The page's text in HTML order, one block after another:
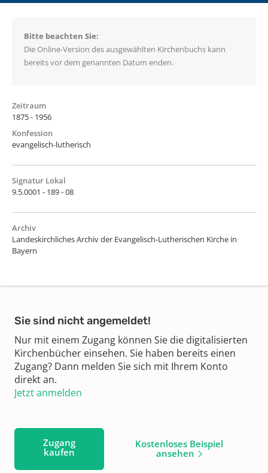
Bitte beachten Sie:
Die Online-Version des ausgewählten Kirchenbuchs kann
bereits vor dem genannten Datum enden.
Zeitraum
1875 - 1956
Konfession
evangelisch-lutherisch
Signatur Lokal
9.5.0001 - 189 - 08
Archiv
Landeskirchliches Archiv der Evangelisch-Lutherischen Kirche in
Bayern
Sie sind nicht angemeldet!
Nur mit einem Zugang können Sie die digitalisierten
Kirchenbücher einsehen. Sie haben bereits einen
Zugang? Dann melden Sie sich mit Ihrem Konto
direkt an.
Jetzt anmelden
Zugang
kaufen
Kostenloses Beispiel
ansehen